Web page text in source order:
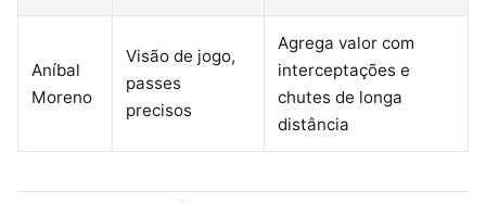
Aníbal
Moreno
Visão de jogo,
passes
precisos
Agrega valor com
interceptações e
chutes de longa
distância